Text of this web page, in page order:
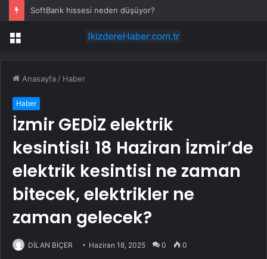
SoftBank hissesi neden düşüyor?
Menü
Anasayfa / Haber
Haber
İzmir GEDİZ elektrik
kesintisi! 18 Haziran İzmir’de
elektrik kesintisi ne zaman
bitecek, elektrikler ne
zaman gelecek?
DİLAN BİÇER Haziran 18, 2025 0 0